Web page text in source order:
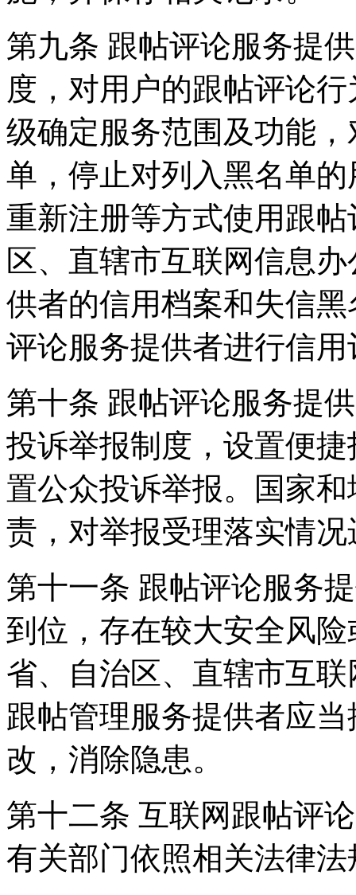
第九条 跟帖评论服务提
度，对用户的跟帖评论
级确定服务范围及功能
单，停止对列入黑名单
重新注册等方式使用跟
区、直辖市互联网信息
供者的信用档案和失信
评论服务提供者进行信用
第十条 跟帖评论服务提
投诉举报制度，设置便
置公众投诉举报。国家
责，对举报受理落实情
第十一条 跟帖评论服务
到位，存在较大安全风
省、自治区、直辖市互
跟帖管理服务提供者应
改，消除隐患。
第十二条 互联网跟帖评
有关部门依照相关法律